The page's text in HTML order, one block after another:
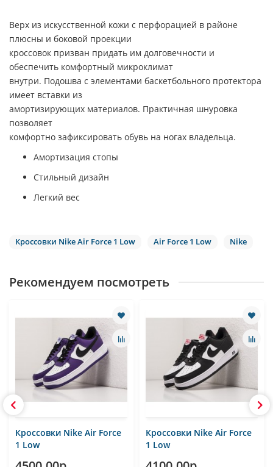
Верх из искусственной кожи с перфорацией в районе
плюсны и боковой проекции
кроссовок призван придать им долговечности и
обеспечить комфортный микроклимат
внутри. Подошва с элементами баскетбольного протектора
имеет вставки из
амортизирующих материалов. Практичная шнуровка
позволяет
комфортно зафиксировать обувь на ногах владельца.
Амортизация стопы
Стильный дизайн
Легкий вес
Кроссовки Nike Air Force 1 Low Air Force 1 Low Nike
Рекомендуем посмотреть
Кроссовки Nike Air Force
1 Low
Кроссовки Nike Air Force
1 Low